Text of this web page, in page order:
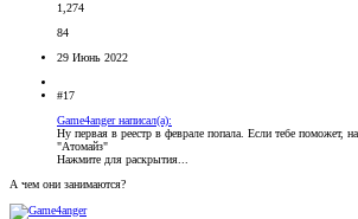
1,274
84
29 Июнь 2022
#17
Game4anger написал(а):
Ну первая в реестр в феврале попала. Если тебе поможет,
"Атомайз"
Нажмите для раскрытия...
А чем они занимаются?